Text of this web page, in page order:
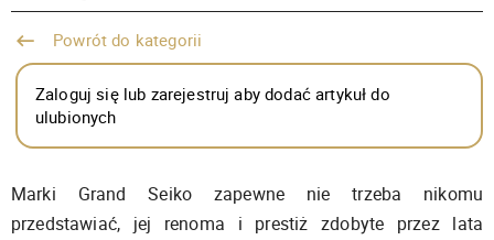
Powrót do kategorii
Zaloguj się lub zarejestruj aby dodać artykuł do
ulubionych
Marki Grand Seiko zapewne nie trzeba nikomu
przedstawiać, jej renoma i prestiż zdobyte przez lata